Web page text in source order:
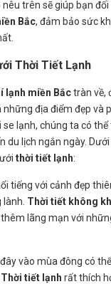
nêu trên sẽ giúp bạn
Bắc, đảm bảo sức
Thời Tiết Lạnh
lạnh miền Bắctràn về,
địa điểm đẹp và
lạnh, chúng ta có
du lịch ngắn ngày.
thời tiết lạnh:
tiếng với cảnh đẹp
Thời tiết không
lãng mạn với
đây vào mùa đông có
Thời tiết lạnh rất thích